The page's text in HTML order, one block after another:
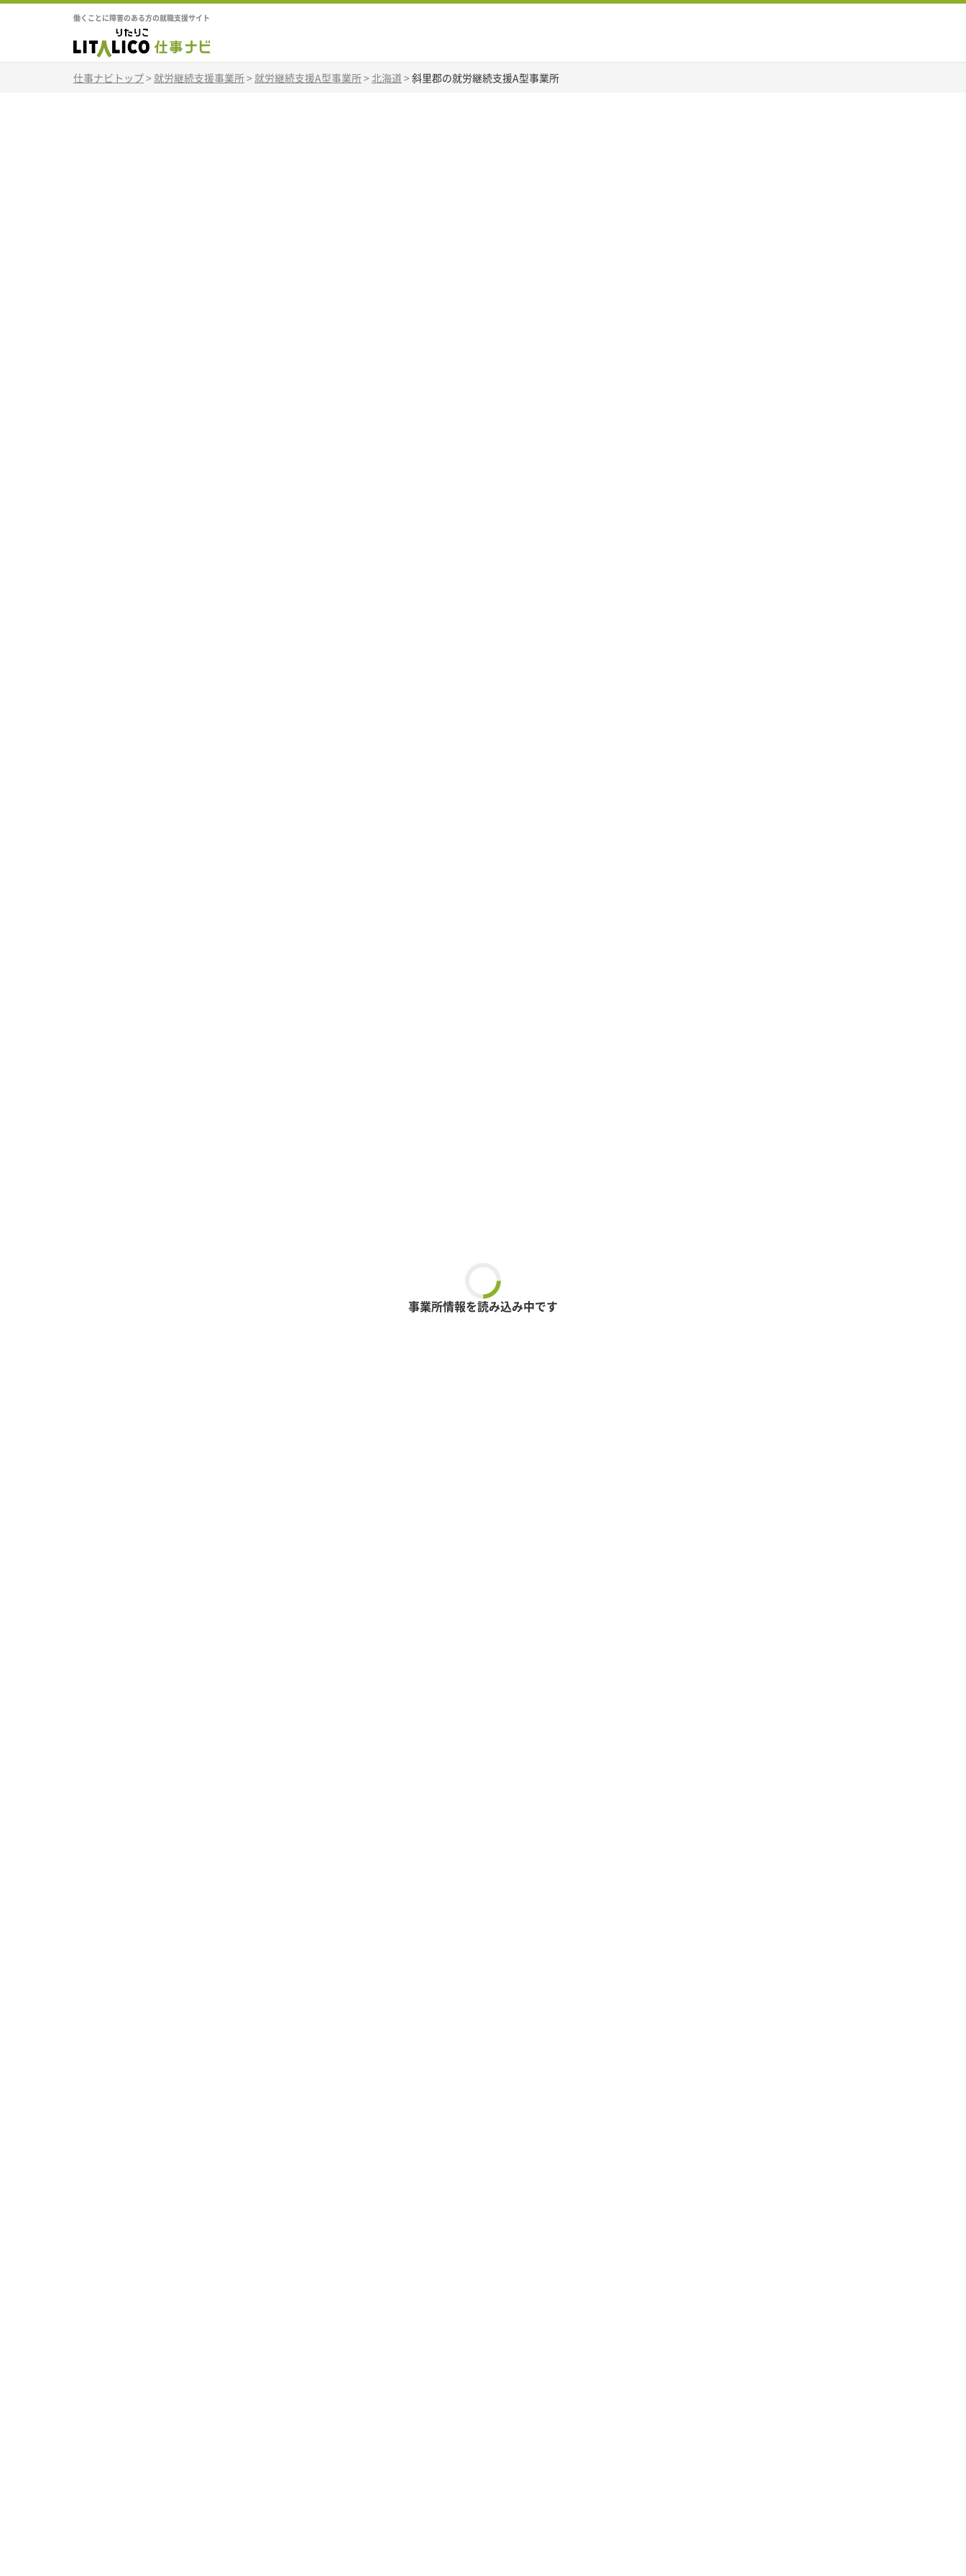
働くことに障害のある方の就職支援サイト
仕事ナビトップ> 就労継続支援事業所> 就労継続支援A型事業所> 北海道 > 斜里郡の就労継続支援A型事業所
事業所情報を読み込み中です